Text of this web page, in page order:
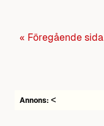
« Föregående sida
Annons: <